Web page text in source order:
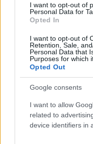
I want to opt-out of
Personal Data for
Opted In
I want to opt-out of
Retention, Sale,
Personal Data that
Purposes for which
Opted Out
Google consents
I want to allow
related to
device identifiers in
O Αλέξης Τσίπρας
στο ζήτημα των
υποστήριξε,
συστημικών
δικαιωμάτων και του
οποία η Ελλάδα
υποθέσεις. Όπως οι
στην απονομή
ενώσεων στη Θράκη.
ατιμωρησία σε σχέση